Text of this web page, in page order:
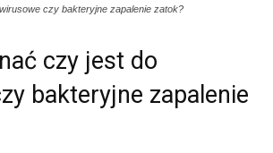
czy bakteryjne zapalenie zatok?
czy jest do
bakteryjne zapalenie